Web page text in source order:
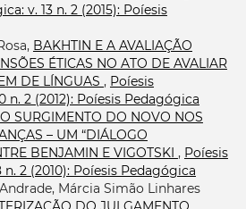
v. 13 n. 2 (2015): Poíesis
BAKHTIN E A AVALIAÇÃO
ÉTICAS NO ATO DE AVALIAR
DE LÍNGUAS , Poíesis
n. 2 (2012): Poíesis Pedagógica
O SURGIMENTO DO NOVO NOS
– UM “DIÁLOGO
BENJAMIN E VIGOTSKI , Poíesis
2 (2010): Poíesis Pedagógica
Márcia Simão Linhares